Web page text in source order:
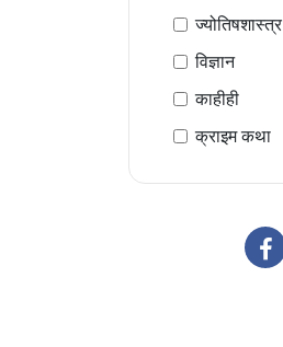
ज्योतिषशास्त्र
विज्ञान
काहीही
क्राइम कथा